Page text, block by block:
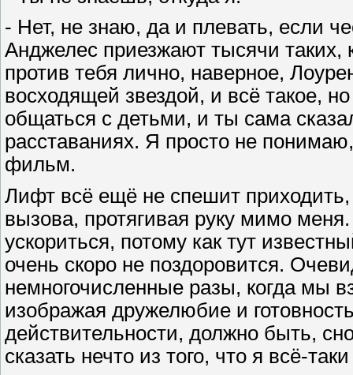
- Нет, не знаю, да и плевать, если
Анджелес приезжают тысячи
против тебя лично, наверное,
восходящей звездой, и всё такое,
общаться с детьми, и ты сама
расставаниях. Я просто не
фильм.
Лифт всё ещё не спешит
вызова, протягивая руку мимо
ускориться, потому как тут
очень скоро не поздоровится.
немногочисленные разы, когда мы
изображая дружелюбие и
действительности, должно быть,
сказать нечто из того, что я всё-